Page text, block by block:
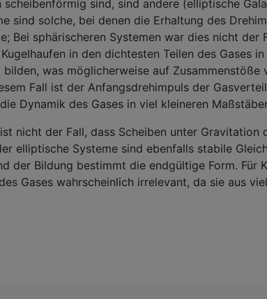
scheibenförmig sind, sind andere (elliptische
sind solche, bei denen die Erhaltung des
Bei sphärischeren Systemen war dies nicht der
in den dichtesten Teilen des Gases
was möglicherweise auf Zusammenstöße
Fall ist der Anfangsdrehimpuls der
Dynamik des Gases in viel kleineren
nicht der Fall, dass Scheiben unter Gravitation
elliptische Systeme sind ebenfalls stabile
der Bildung bestimmt die endgültige Form. Für
Gases wahrscheinlich irrelevant, da sie aus